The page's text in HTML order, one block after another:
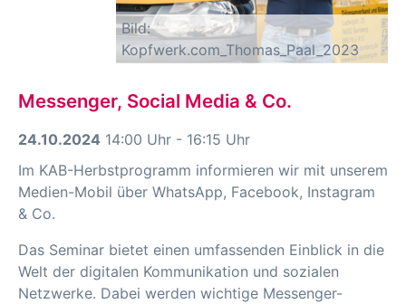
Bild:
Kopfwerk.com_Thomas_Paal_2023
Messenger, Social Media & Co.
24.10.2024 14:00 Uhr - 16:15 Uhr
Im KAB-Herbstprogramm informieren wir mit unserem
Medien-Mobil über WhatsApp, Facebook, Instagram
& Co.
Das Seminar bietet einen umfassenden Einblick in die
Welt der digitalen Kommunikation und sozialen
Netzwerke. Dabei werden wichtige Messenger-